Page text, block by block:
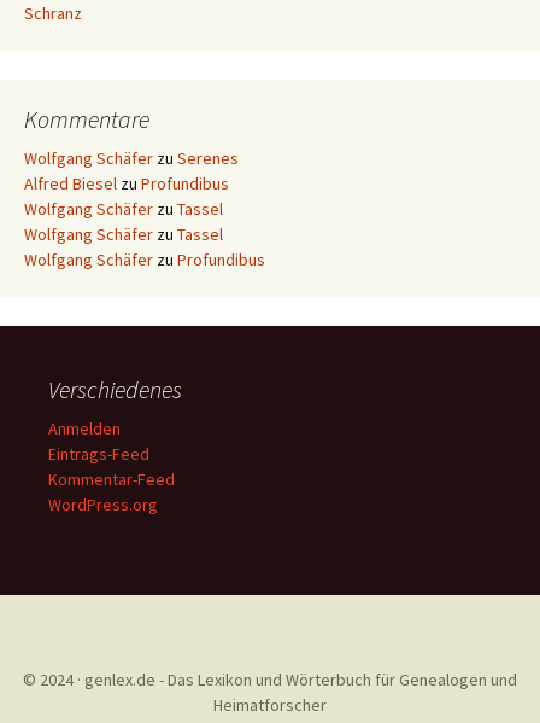
Schranz
Kommentare
Wolfgang Schäfer zu Serenes
Alfred Biesel zu Profundibus
Wolfgang Schäfer zu Tassel
Wolfgang Schäfer zu Tassel
Wolfgang Schäfer zu Profundibus
Verschiedenes
Anmelden
Eintrags-Feed
Kommentar-Feed
WordPress.org
© 2024 · genlex.de - Das Lexikon und Wörterbuch für Genealogen und
Heimatforscher